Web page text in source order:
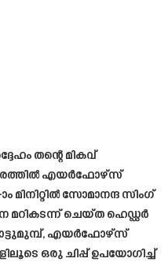
തന്റെ മികവ്
എയർഫോഴ്സ്
സോമാനന്ദ സിംഗ്
മറികടന്ന് ചെയ്ത ഹെഡ്ഡർ
എയർഫോഴ്‌സ്
ഒരു ചിപ്പ് ഉപയോഗിച്ച്